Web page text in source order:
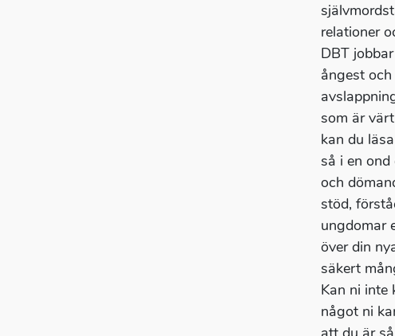
relationer
DBT
ångest
som är
kan du
så i en
och
stöd,
ungdomar
över din
säkert
Kan ni inte
något ni